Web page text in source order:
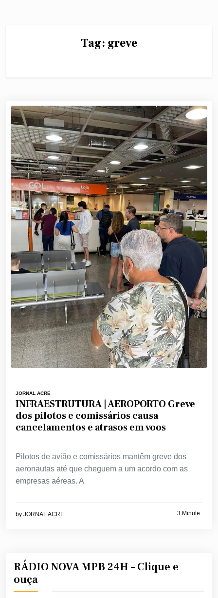
Tag: greve
JORNAL ACRE
INFRAESTRUTURA | AEROPORTO Greve
dos pilotos e comissários causa
cancelamentos e atrasos em voos
Pilotos de avião e comissários mantêm greve dos
aeronautas até que cheguem a um acordo com as
empresas aéreas. A
by JORNAL ACRE 3 Minute
RÁDIO NOVA MPB 24H – Clique e
ouça